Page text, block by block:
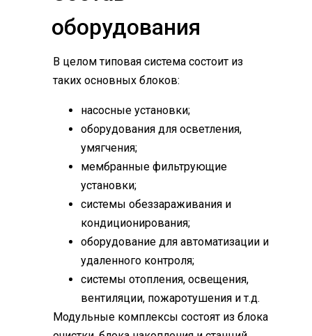
оборудования
В целом типовая система состоит из
таких основных блоков:
насосные установки;
оборудования для осветления,
умягчения;
мембранные фильтрующие
установки;
системы обеззараживания и
кондиционирования;
оборудование для автоматизации и
удаленного контроля;
системы отопления, освещения,
вентиляции, пожаротушения и т.д.
Модульные комплексы состоят из блока